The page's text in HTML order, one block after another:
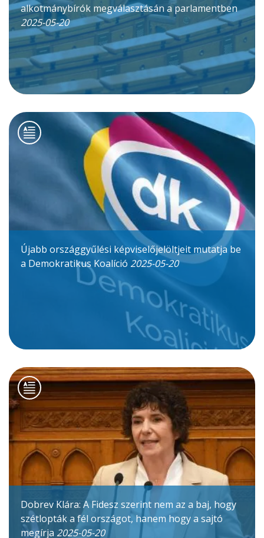
alkotmánybírók megválasztásán a parlamentben
2025-05-20
Újabb országgyűlési képviselőjelöltjeit mutatja be
a Demokratikus Koalíció 2025-05-20
Dobrev Klára: A Fidesz szerint nem az a baj, hogy
szétlopták a fél országot, hanem hogy a sajtó
megírja 2025-05-20